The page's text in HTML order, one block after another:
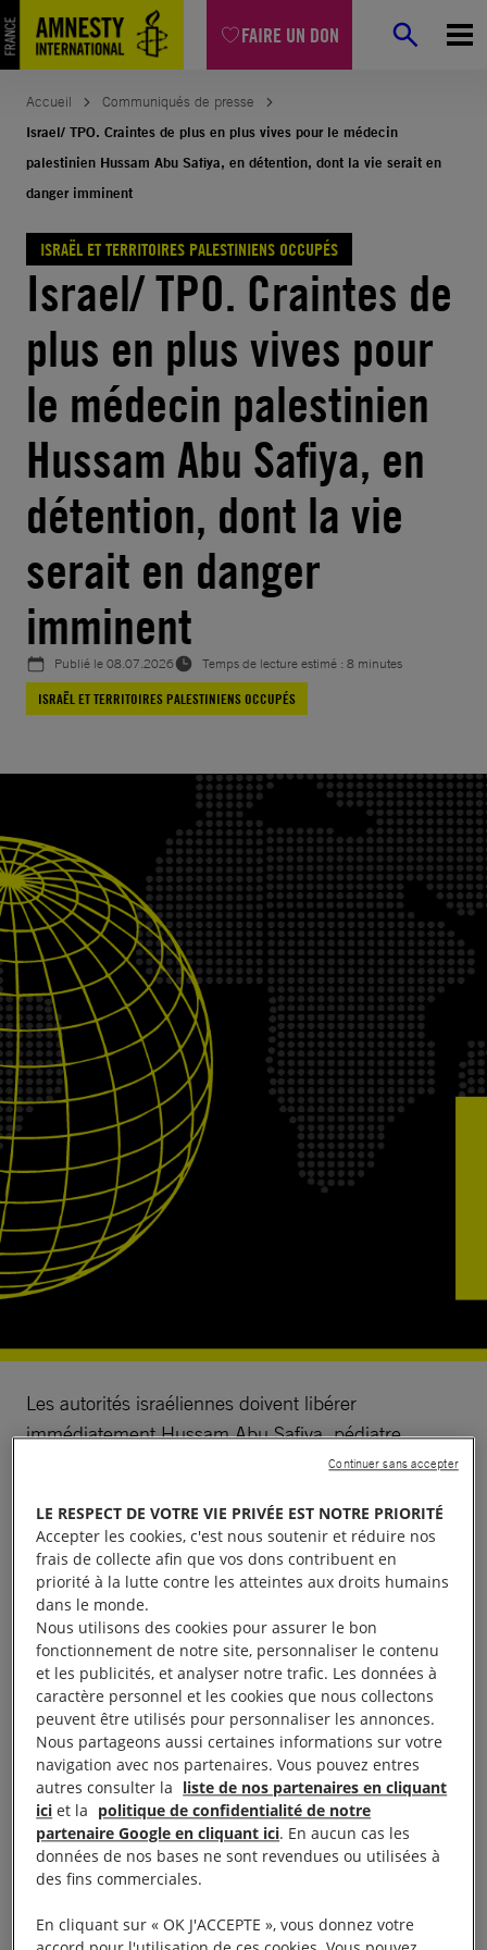
FAIRE UN DON
Aller
au
contenu
Accueil
Communiqués de presse
Israel/ TPO. Craintes de plus en plus vives pour le médecin
palestinien Hussam Abu Safiya, en détention, dont la vie serait en
danger imminent
ISRAËL ET TERRITOIRES PALESTINIENS OCCUPÉS
Israel/ TPO. Craintes de
plus en plus vives pour
le médecin palestinien
Hussam Abu Safiya, en
détention, dont la vie
serait en danger
imminent
Publié le08.07.2026
Temps de lecture estimé : 8 minutes
ISRAËL ET TERRITOIRES PALESTINIENS OCCUPÉS
Les autorités israéliennes doivent libérer
immédiatement Hussam Abu Safiya, pédiatre
palestinien et directeur de l’hôpital Kamal Adwan,
International le 6 juillet 2026 : l’avocat qui lui a
rendu visite a indiqué que sa vie est en grave péril
en raison des actes de torture et des mauvais
traitements qu’il subit depuis son placement en
détention.
Hussam Abu Safiya est détenu arbitrairement dans
les prisons israéliennes, sans inculpation ni procès,
depuis plus de 18 mois, depuis le 27 décembre
2024, lorsqu’il a été interpellé pendant son service à
l’hôpital Kamal Adwan, dans la ville de Gaza.
« Les informations qui nous parviennent concernant
d’Hussam Abu Safiya font froid dans le dos. Les
LE RESPECT DE VOTRE VIE PRIVÉE EST NOTRE PRIORITÉ
Accepter les cookies, c'est nous soutenir et réduire nos
frais de collecte afin que vos dons contribuent en
priorité à la lutte contre les atteintes aux droits humains
dans le monde.
Nous utilisons des cookies pour assurer le bon
fonctionnement de notre site, personnaliser le contenu
et les publicités, et analyser notre trafic. Les données à
caractère personnel et les cookies que nous collectons
peuvent être utilisés pour personnaliser les annonces.
Nous partageons aussi certaines informations sur votre
navigation avec nos partenaires. Vous pouvez entres
autres consulter la liste de nos partenaires en cliquant
ici et la politique de confidentialité de notre
partenaire Google en cliquant ici. En aucun cas les
données de nos bases ne sont revendues ou utilisées à
des fins commerciales.
En cliquant sur « OK J'ACCEPTE », vous donnez votre
Continuer sans accepter